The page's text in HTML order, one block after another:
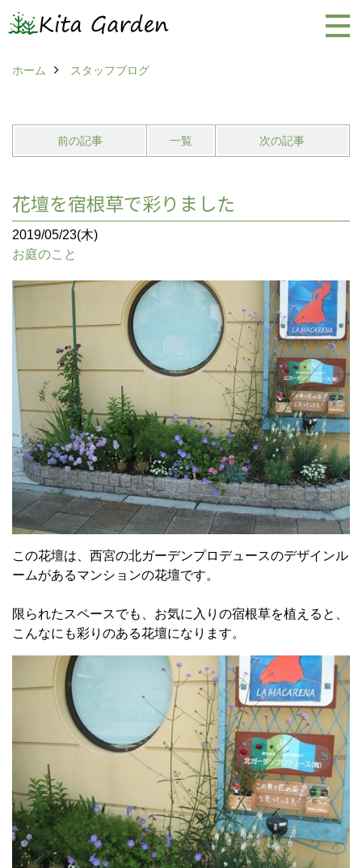
ホーム スタッフブログ
前の記事 一覧 次の記事
花壇を宿根草で彩りました
2019/05/23(木)
お庭のこと
この花壇は、西宮の北ガーデンプロデュースのデザインル
ームがあるマンションの花壇です。
限られたスペースでも、お気に入りの宿根草を植えると、
こんなにも彩りのある花壇になります。